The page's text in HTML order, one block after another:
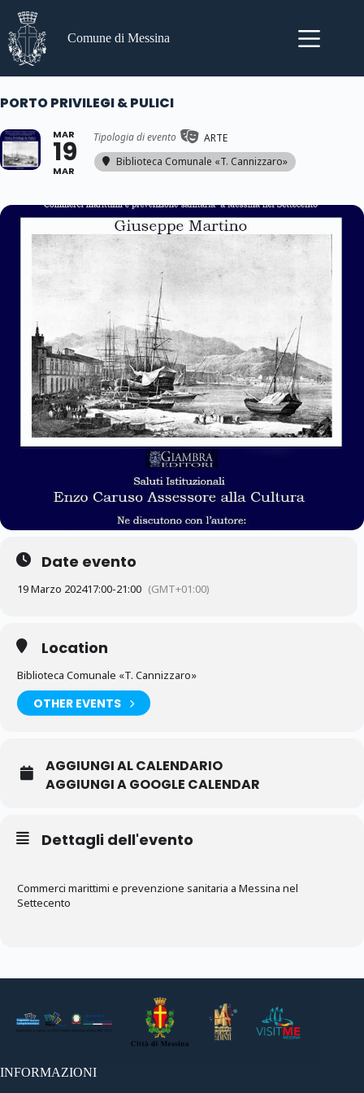
contenuto
Comune di Messina
PORTO PRIVILEGI & PULICI
MAR
19
MAR
Tipologia di evento
ARTE
Biblioteca Comunale «T. Cannizzaro»
Date evento
19 Marzo 202417:00-21:00 (GMT+01:00)
Location
Biblioteca Comunale «T. Cannizzaro»
OTHER EVENTS
AGGIUNGI AL CALENDARIO
AGGIUNGI A GOOGLE CALENDAR
Dettagli dell'evento
Commerci marittimi e prevenzione sanitaria a Messina nel
Settecento
INFORMAZIONI